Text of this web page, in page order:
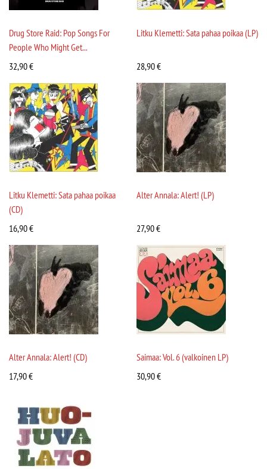
Drug Store Raid: Pop Songs For
People Who Might Get...
32,90€
Litku Klemetti: Sata pahaa poikaa (LP)
28,90€
Litku Klemetti: Sata pahaa poikaa
(CD)
16,90€
Alter Annala: Alert! (LP)
27,90€
Alter Annala: Alert! (CD)
17,90€
Saimaa: Vol. 6 (valkoinen LP)
30,90€